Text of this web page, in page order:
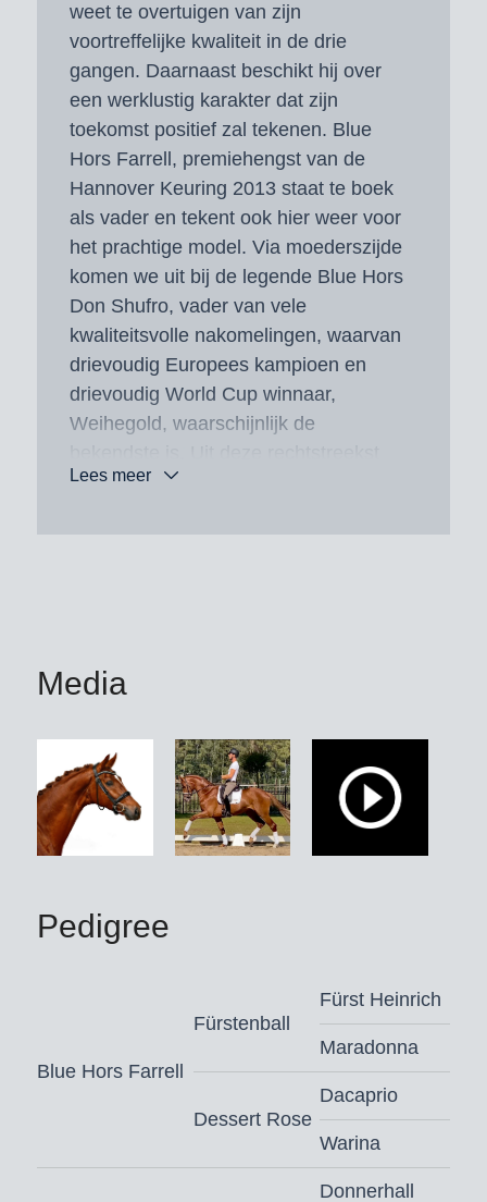
weet te overtuigen van zijn
voortreffelijke kwaliteit in de drie
gangen. Daarnaast beschikt hij over
een werklustig karakter dat zijn
toekomst positief zal tekenen. Blue
Hors Farrell, premiehengst van de
Hannover Keuring 2013 staat te boek
als vader en tekent ook hier weer voor
het prachtige model. Via moederszijde
komen we uit bij de legende Blue Hors
Don Shufro, vader van vele
kwaliteitsvolle nakomelingen, waarvan
drievoudig Europees kampioen en
drievoudig World Cup winnaar,
Weihegold, waarschijnlijk de
moederlijn komt ook de voor het
Lees meer
Media
Pedigree
Blue Hors Farrell
Fürstenball
Fürst Heinrich
Maradonna
Dessert Rose
Dacaprio
Warina
Donnerhall